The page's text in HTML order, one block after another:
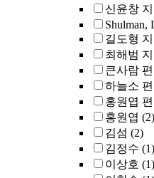
신윤창
Shulman,
길도형
최해범
큰사람
하늘소
홍원엽 편
홍원엽 (2)
김섬 (2)
김정수 (1)
이상호 (1)